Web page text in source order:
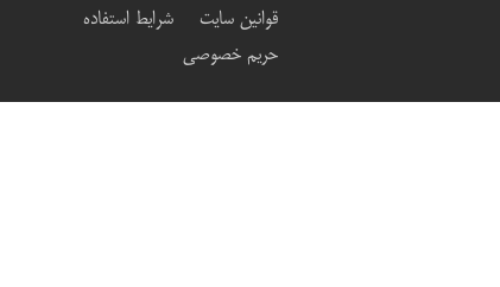
قوانین سایت
شرایط استفاده
حریم خصوصی